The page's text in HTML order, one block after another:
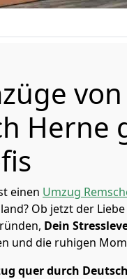
Herne
einen Umzug
Ob jetzt der
Dein
und die ruhigen
quer durch